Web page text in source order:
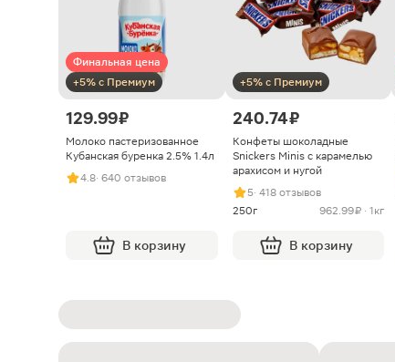
Финальная цена
+5% с Премиум
129.99 ₽
Молоко пастеризованное
Кубанская буренка 2.5% 1.4л
4.8· 640 отзывов
В корзину
+5% с Премиум
240.74 ₽
Конфеты шоколадные
Snickers Minis с карамелью
арахисом и нугой
5· 418 отзывов
250г
962.99 ₽ · 1кг
В корзину